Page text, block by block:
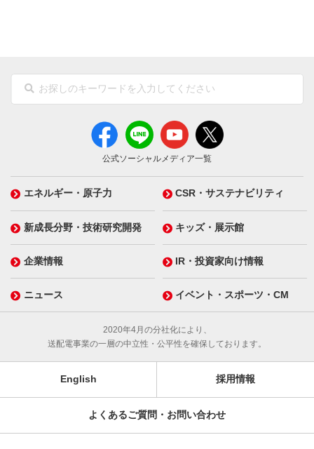
公式ソーシャルメディア一覧
エネルギー・原子力 CSR・サステナビリティ
新成長分野・技術研究開発 キッズ・展示館
企業情報 IR・投資家向け情報
ニュース イベント・スポーツ・CM
2020年4月の分社化により、
送配電事業の一層の中立性・公平性を確保しております。
English 採用情報
よくあるご質問・お問い合わせ